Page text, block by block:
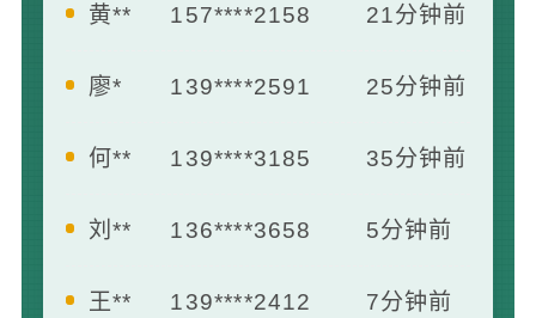
黄** 157****2158 21分钟前
廖* 139****2591 25分钟前
何** 139****3185 35分钟前
刘** 136****3658 5分钟前
王** 139****2412 7分钟前